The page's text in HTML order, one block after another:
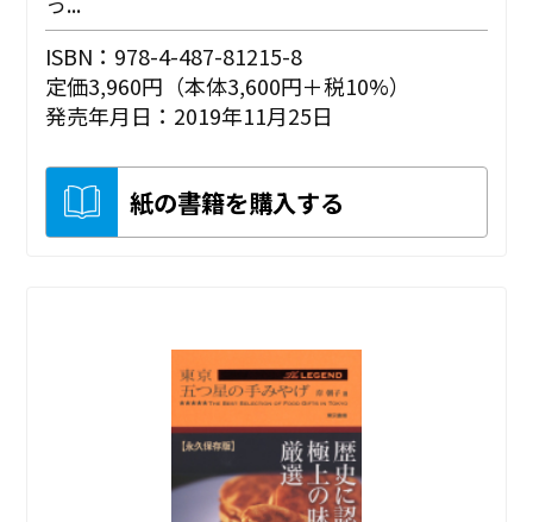
ISBN：978-4-487-81215-8
定価3,960円（本体3,600円＋税10%）
発売年月日：2019年11月25日
紙の書籍を購入する